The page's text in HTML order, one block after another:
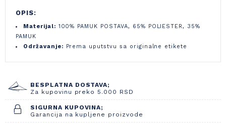
OPIS:
Materijal: 100% PAMUK POSTAVA, 65% POLIESTER, 35%
PAMUK
Održavanje: Prema uputstvu sa originalne etikete
BESPLATNA DOSTAVA;
Za kupovinu preko 5.000 RSD
SIGURNA KUPOVINA;
Garancija na kupljene proizvode